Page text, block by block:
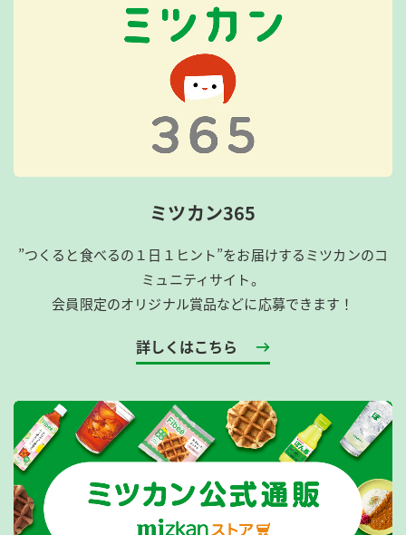
ミツカン365
”つくると食べるの１日１ヒント”をお届けするミツカンのコ
ミュニティサイト。
会員限定のオリジナル賞品などに応募できます！
詳しくはこちら